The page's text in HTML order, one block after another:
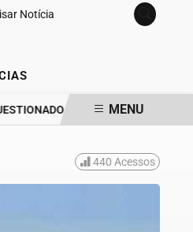
Notícia
DRA. RAISSA SOARES
MENU
440 Acessos